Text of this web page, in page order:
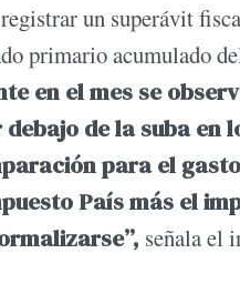
un superávit
primario acumulado
en el mes se
de la suba en
para el
País más el
señala el